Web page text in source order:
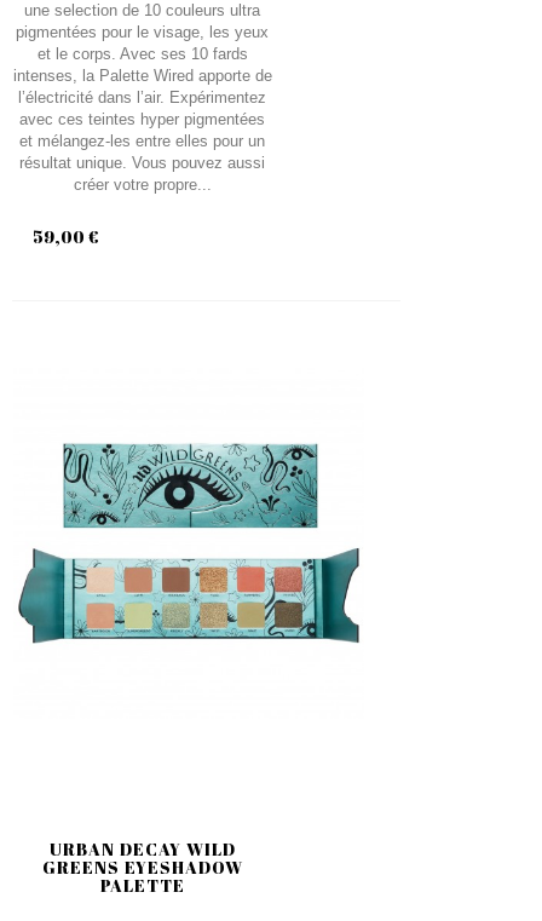
une selection de 10 couleurs ultra
pigmentées pour le visage, les yeux
et le corps. Avec ses 10 fards
intenses, la Palette Wired apporte de
l’électricité dans l’air. Expérimentez
avec ces teintes hyper pigmentées
et mélangez-les entre elles pour un
résultat unique. Vous pouvez aussi
créer votre propre...
59,00 €
URBAN DECAY WILD
GREENS EYESHADOW
PALETTE